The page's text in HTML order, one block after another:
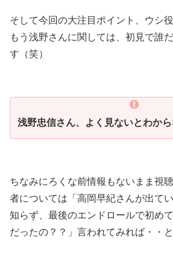
そして今回の大注目ポイント、ウシ
もう浅野さんに関しては、初見で誰
す（笑）
浅野忠信さん、よく見ないとわか
ちなみにろくな前情報もないまま視
者については「高岡早紀さんが出て
知らず、最後のエンドロールで初め
だったの？？」言われてみれば・・と